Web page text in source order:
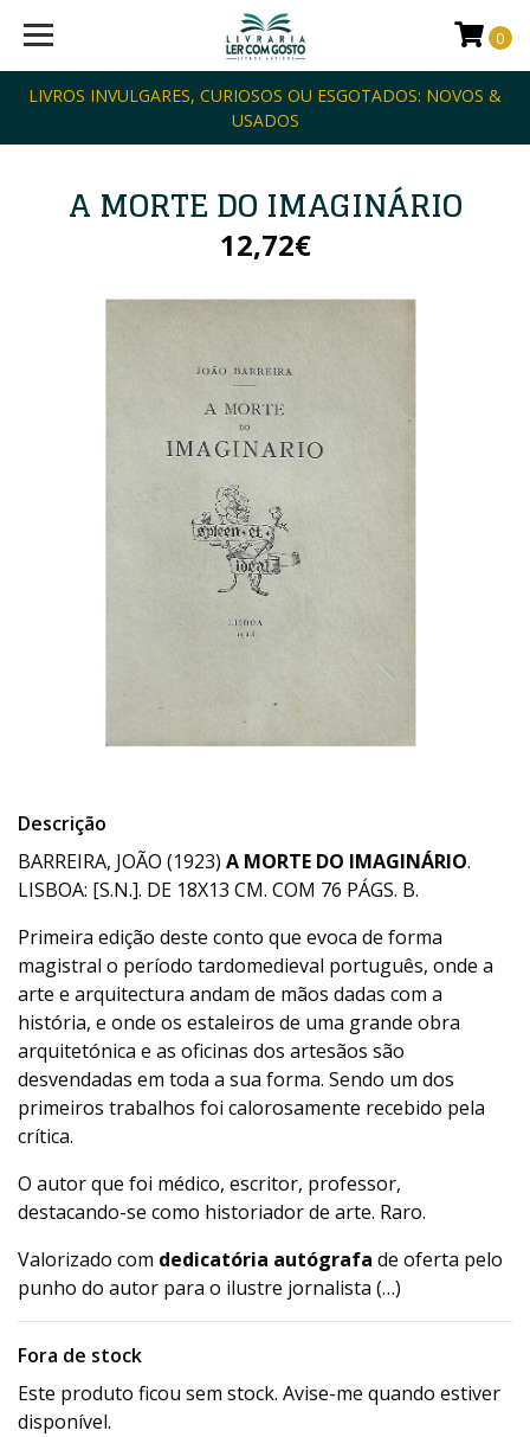
LIVROS INVULGARES, CURIOSOS OU ESGOTADOS: NOVOS &
USADOS
0
A MORTE DO IMAGINÁRIO
12,72€
Descrição
BARREIRA, JOÃO (1923) A MORTE DO IMAGINÁRIO.
LISBOA: [S.N.]. DE 18X13 CM. COM 76 PÁGS. B.
Primeira edição deste conto que evoca de forma
magistral o período tardomedieval português, onde a
arte e arquitectura andam de mãos dadas com a
história, e onde os estaleiros de uma grande obra
arquitetónica e as oficinas dos artesãos são
desvendadas em toda a sua forma. Sendo um dos
primeiros trabalhos foi calorosamente recebido pela
crítica.
O autor que foi médico, escritor, professor,
destacando-se como historiador de arte. Raro.
Valorizado com dedicatória autógrafa de oferta pelo
punho do autor para o ilustre jornalista (…)
Fora de stock
Este produto ficou sem stock. Avise-me quando estiver
disponível.